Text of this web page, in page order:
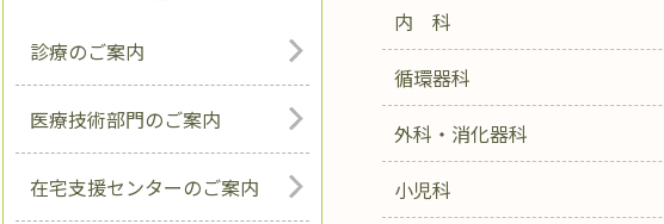
診療のご案内
医療技術部門のご案内
在宅支援センターのご案内
内 科
循環器科
外科・消化器科
小児科